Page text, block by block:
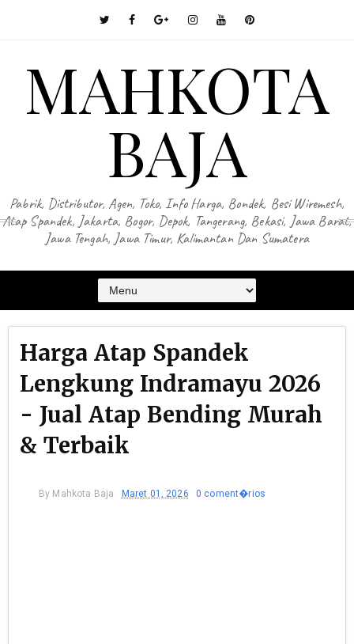
MAHKOTA
BAJA
Pabrik, Distributor, Agen, Toko, Info Harga, Bondek, Besi Wiremesh,
Atap Spandek, Jakarta, Bogor, Depok, Tangerang, Bekasi, Jawa Barat,
Jawa Tengah, Jawa Timur, Kalimantan Dan Sumatera
Harga Atap Spandek
Lengkung Indramayu 2026
- Jual Atap Bending Murah
& Terbaik
By Mahkota Baja Maret 01, 2026 0 coment�rios